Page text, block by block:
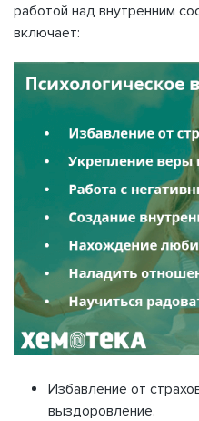
работой над внутренним
включает:
Избавление от
выздоровление.